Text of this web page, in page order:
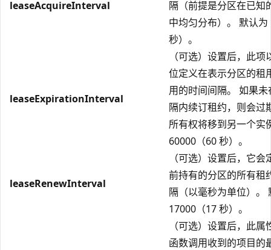
leaseAcquireInterval
隔（前提是分区在已知
中均匀分布）。 默认
秒）。
leaseExpirationInterval
（可选）设置后，此项
位定义在表示分区的租
用的时间间隔。 如果
隔内续订租约，则会过
所有权将移到另一个实
60000（60 秒）。
leaseRenewInterval
（可选）设置后，它会
前持有的分区的所有租
隔（以毫秒为单位）。
17000（17 秒）。
（可选）设置后，此属
函数调用收到的项目的